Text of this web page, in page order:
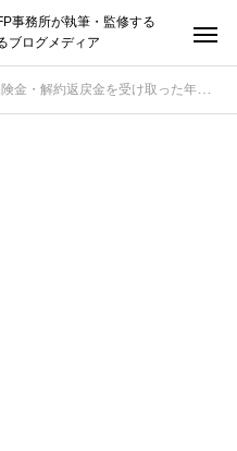
事務所が執筆・監修する
ブログメディア
解約返戻金を受け取った年の確定申告、書き方と記入例